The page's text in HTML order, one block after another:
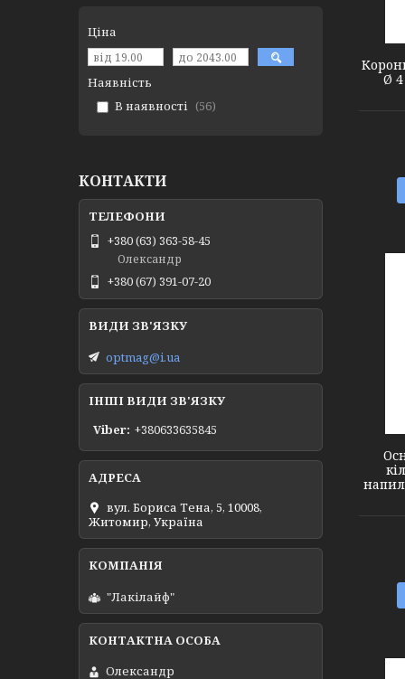
Ø
1512251
Ціна
Наявність
В наявності
56
КОНТАКТИ
+380 (63) 363-58-45
Олександр
+380 (67) 391-07-20
optmag@i.ua
ІНШІ ВИДИ ЗВ'ЯЗКУ
Viber +380633635845
вул. Бориса Тена, 5, 10008,
Житомир, Україна
"Лакілайф"
Олександр